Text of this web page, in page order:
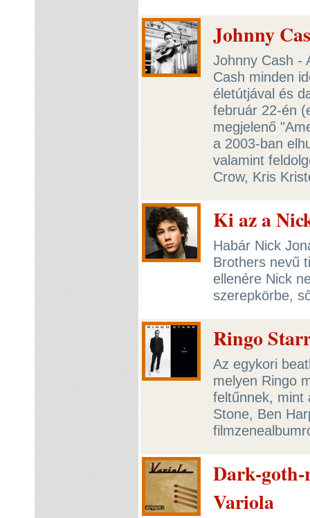
Johnny
Johnny Cash -
Cash minden
életútjával és
február 22-én
megjelenő
a 2003-ban
valamint
Crow, Kris
Ki az a
Habár Nick
Brothers nevű
ellenére Nick
szerepkörbe,
Ringo
Az egykori
melyen Ringo
feltűnnek, mint
Stone, Ben
Dark-goth-
Variola